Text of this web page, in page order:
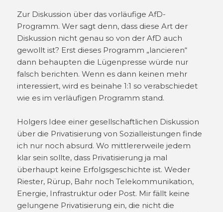
Zur Diskussion über das vorläufige AfD-
Programm. Wer sagt denn, dass diese Art der
Diskussion nicht genau so von der AfD auch
gewollt ist? Erst dieses Programm „lancieren“
dann behaupten die Lügenpresse würde nur
falsch berichten. Wenn es dann keinen mehr
interessiert, wird es beinahe 1:1 so verabschiedet
wie es im verläufigen Programm stand.
Holgers Idee einer gesellschaftlichen Diskussion
über die Privatisierung von Sozialleistungen finde
ich nur noch absurd. Wo mittlererweile jedem
klar sein sollte, dass Privatisierung ja mal
überhaupt keine Erfolgsgeschichte ist. Weder
Riester, Rürup, Bahr noch Telekommunikation,
Energie, Infrastruktur oder Post. Mir fällt keine
gelungene Privatisierung ein, die nicht die